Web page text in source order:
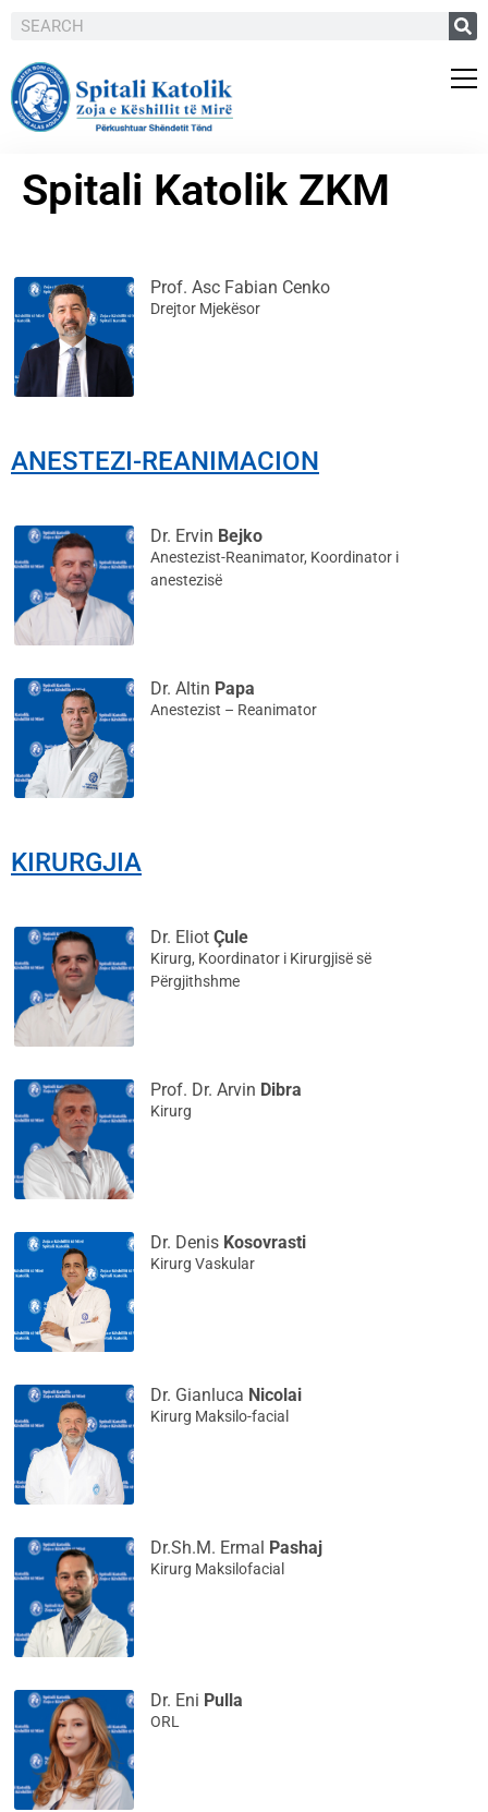
Spitali Katolik ZKM
Prof. Asc Fabian Cenko
Drejtor Mjekësor
ANESTEZI-REANIMACION
Dr. Ervin Bejko
Anestezist-Reanimator, Koordinator i
anestezisë
Dr. Altin Papa
Anestezist – Reanimator
KIRURGJIA
Dr. Eliot Çule
Kirurg, Koordinator i Kirurgjisë së
Përgjithshme
Prof. Dr. Arvin Dibra
Kirurg
Dr. Denis Kosovrasti
Kirurg Vaskular
Dr. Gianluca Nicolai
Kirurg Maksilo-facial
Dr.Sh.M. Ermal Pashaj
Kirurg Maksilofacial
Dr. Eni Pulla
ORL